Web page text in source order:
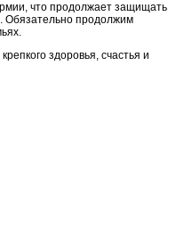
что продолжает защищать
Обязательно продолжим
здоровья, счастья и